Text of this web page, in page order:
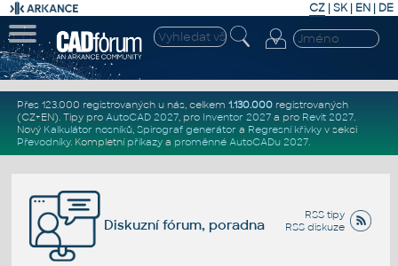
CZ | SK| EN | DE
Přes 123.000 registrovaných u nás, celkem 1.130.000registrovaných
(CZ+EN). Tipy pro AutoCAD 2027, pro Inventor 2027a pro Revit 2027.
Nový Kalkulátor nosníků, Spirograf generátor a Regresní křivkyv sekci
Převodníky. Kompletní příkazya proměnné AutoCADu 2027.
RSS tipy
RSS diskuze
Diskuzní fórum, poradna